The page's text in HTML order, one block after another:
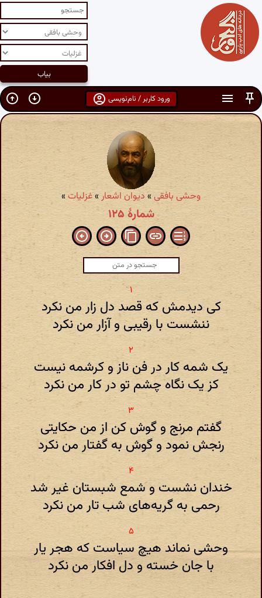
ورود کاربر / نام‌نویسی
وحشی بافقی» دیوان اشعار»غزلیات»
شمارهٔ ۱۲۵
کی دیدمش که قصد دل زار من نکرد
ننشست با رقیبی و آزار من نکرد
یک شمه کار در فن ناز و کرشمه نیست
کز یک نگاه چشم تو در کار من نکرد
گفتم مرنج و گوش کن از من حکایتی
رنجش نمود و گوش به گفتار من نکرد
خندان نشست و شمع شبستان غیر شد
رحمی به گریه‌های شب تار من نکرد
وحشی نماند هیچ سیاست که هجر یار
با جان خسته و دل افکار من نکرد